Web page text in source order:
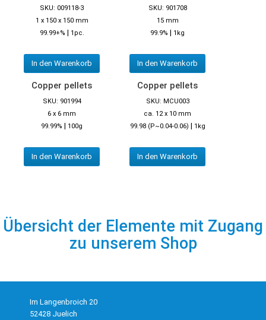
SKU: 009118-3
1 x 150 x 150 mm
99.99+% | 1pc.
In den Warenkorb
SKU: 901708
15 mm
99.9% | 1kg
In den Warenkorb
Copper pellets
SKU: 901994
6 x 6 mm
99.99% | 100g
In den Warenkorb
Copper pellets
SKU: MCU003
ca. 12 x 10 mm
99.98 (P~0.04-0.06) | 1kg
In den Warenkorb
Übersicht der Elemente mit Zugang
zu unserem Shop
Im Langenbroich 20
52428 Juelich